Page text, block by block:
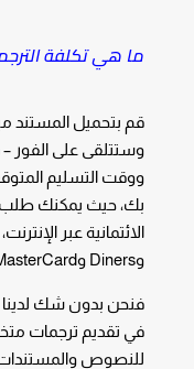
ما هي تكلفة
قم بتحميل المستند
وستتلقى على الفور
ووقت التسليم
بك، حيث يمكنك طلب
وDiners وMasterCard وVisa وPayPal و Apple Pay.
فنحن بدون شك لدينا
في تقديم ترجمات
للنصوص والمستندات